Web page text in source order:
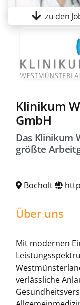
zu den
Klinikum
GmbH
Das Klinikum
größte
Bocholt
Über uns
Mit modernen
verlässliche